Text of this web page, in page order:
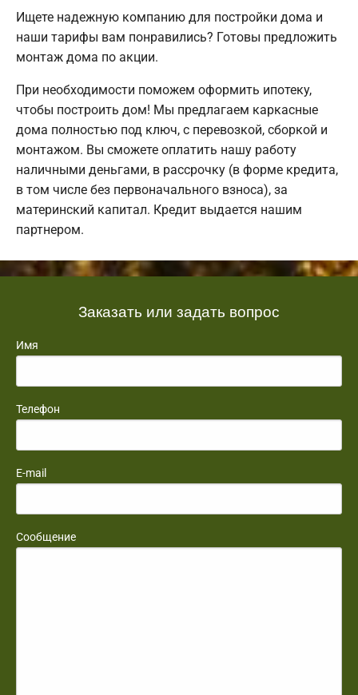
Ищете надежную компанию для постройки дома и
наши тарифы вам понравились? Готовы предложить
монтаж дома по акции.
При необходимости поможем оформить ипотеку,
чтобы построить дом! Мы предлагаем каркасные
дома полностью под ключ, с перевозкой, сборкой и
монтажом. Вы сможете оплатить нашу работу
наличными деньгами, в рассрочку (в форме кредита,
в том числе без первоначального взноса), за
материнский капитал. Кредит выдается нашим
партнером.
Заказать или задать вопрос
Имя
Телефон
E-mail
Сообщение